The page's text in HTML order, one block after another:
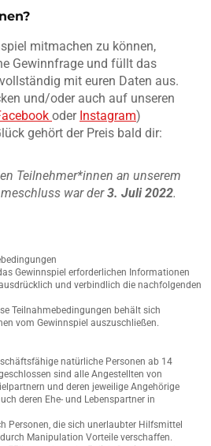
mitmachen zu können,
Gewinnfrage und füllt das
mit euren Daten aus.
und/oder auch auf unseren
oder Instagram)
gehört der Preis bald dir:
Teilnehmer*innen an unserem
war der3. Juli 2022.
Gewinnspiel erforderlichen Informationen
und verbindlich die nachfolgenden
Teilnahmebedingungen behält sich
vom Gewinnspiel auszuschließen.
natürliche Personen ab 14
sind alle Angestellten von
und deren jeweilige Angehörige
deren Ehe- und Lebenspartner in
Personen, die sich unerlaubter Hilfsmittel
Manipulation Vorteile verschaffen.